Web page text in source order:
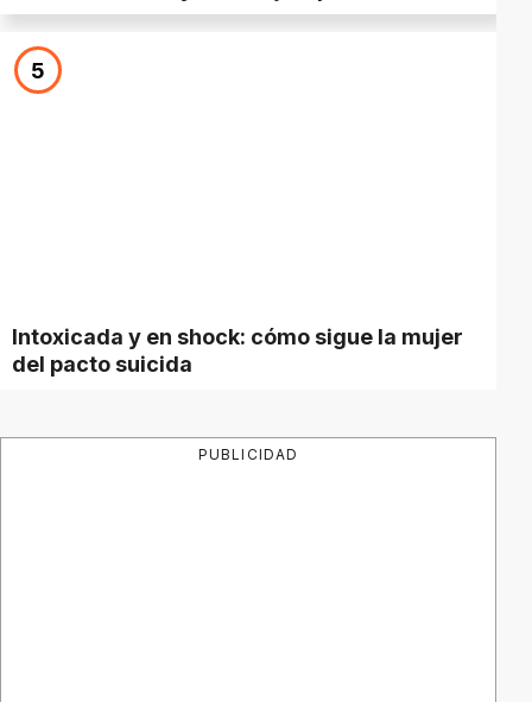
5
Intoxicada y en shock: cómo sigue la mujer
del pacto suicida
PUBLICIDAD